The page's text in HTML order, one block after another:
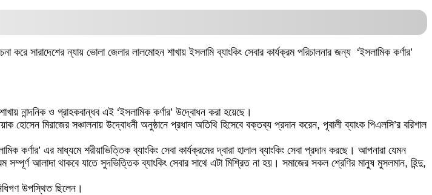
করে সারাদেশের ন্যায় ভোলা জেলার লালমোহন শাখায় ইসলামি ব্যাংকিং সেবার কার্যক্রম পরিচালনার জন্য ‘ইসলামিক কর্ণার’
নান্দনিক ও গ্রাহকবান্ধব এই ‘ইসলামিক কর্ণার’ উদ্বোধন করা হয়েছে।
মিরাজের সঞ্চালনায় উদ্বোধনী অনুষ্ঠানে প্রধান অতিথি হিসেবে বক্তব্য প্রদান করেন, পূবালী ব্যাংক পিএলসি’র বরিশাল
এর মাধ্যমে শরীয়াভিত্তিক ব্যাংকিং সেবা কার্যক্রমের দ্বারা হালাল ব্যাংকিং সেবা প্রদান করছে। আপনারা যেমন
আলাদা থাকবে যাতে সুদভিত্তিক ব্যাংকিং সেবার সাথে এটা মিশ্রিত না হয়। সমাজের সকল শ্রেণির মানুষ মুসলমান, হিন্দু,
উপস্থিত ছিলেন।